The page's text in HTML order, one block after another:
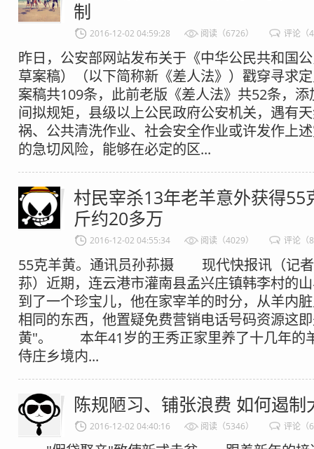
制
2016-12-02 04:59:28 阅读（6726） 评论（
昨日，公安部网站发布关于《中华公民共和国
草案稿）（以下简称新《差人法》）戳穿寻求
案稿共109条，此前老版《差人法》共52条，
间拟规矩，县级以上公民政府公安机关，遇有
祸、公共清洗作业、社会安全作业或许发作上
的急切风险，能够在必定的区...
村民宰杀13年老羊意外获得55
斤约20多万
2016-12-02 04:55:34 阅读（4029） 评论（
55克羊黄。通讯员孙荪摄 现代快报讯（记者
荪）近期，连云港市灌南县孟兴庄镇韩李村的
到了一个珍宝儿，他在家宰羊的时分，从羊内
相同的东西，他置疑免费营销电话号码资源这
黄"。 本年41岁的王秀正家里养了十几年的
侍庄乡境内...
陈规陋习、铺张浪费 如何遏制
2016-12-02 04:40:16 阅读（5346） 评论（